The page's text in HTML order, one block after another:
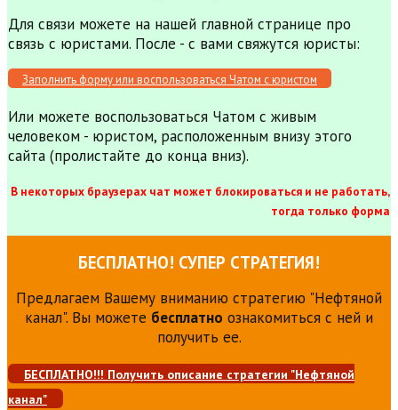
Для связи можете на нашей главной странице про
связь с юристами. После - с вами свяжутся юристы:
Заполнить форму или воспользоваться Чатом с юристом
Или можете воспользоваться Чатом с живым
человеком - юристом, расположенным внизу этого
сайта (пролистайте до конца вниз).
В некоторых браузерах чат может блокироваться и не работать,
тогда только форма
БЕСПЛАТНО! СУПЕР СТРАТЕГИЯ!
Предлагаем Вашему вниманию стратегию "Нефтяной
канал". Вы можете бесплатно ознакомиться с ней и
получить ее.
БЕСПЛАТНО!!! Получить описание стратегии "Нефтяной
канал"